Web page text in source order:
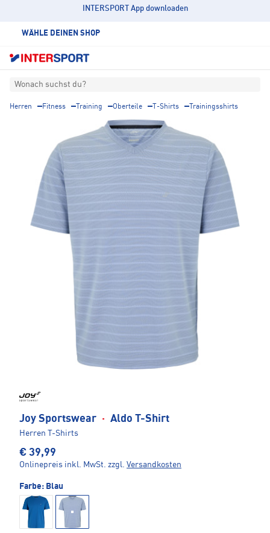
INTERSPORT App downloaden
WÄHLE DEINEN SHOP
Wonach suchst du?
Herren Fitness Training Oberteile T-Shirts Trainingsshirts
Joy Sportswear · Aldo T-Shirt
Herren T-Shirts
€ 39,99
Onlinepreis inkl. MwSt. zzgl. Versandkosten
Farbe: Blau